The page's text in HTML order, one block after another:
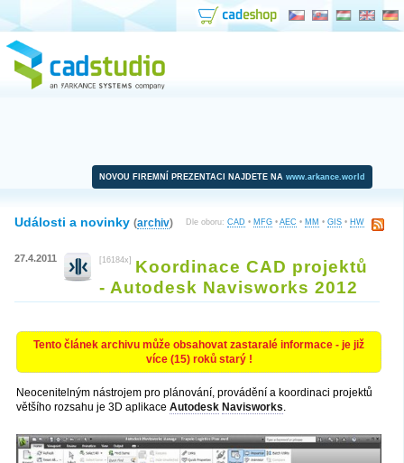
NOVOU FIREMNÍ PREZENTACI NAJDETE NA www.arkance.world
Dle oboru: CAD • MFG • AEC • MM • GIS • HW
Události a novinky (archiv)
27.4.2011 [16184x]
Koordinace CAD projektů
- Autodesk Navisworks 2012
Tento článek archivu může obsahovat zastaralé informace - je již
více (15) roků starý !
Neocenitelným nástrojem pro plánování, provádění a koordinaci projektů
většího rozsahu je 3D aplikace Autodesk Navisworks.